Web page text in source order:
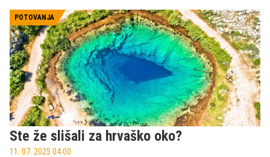
POTOVANJA
Ste že slišali za hrvaško oko?
11. 07. 2025 04.00